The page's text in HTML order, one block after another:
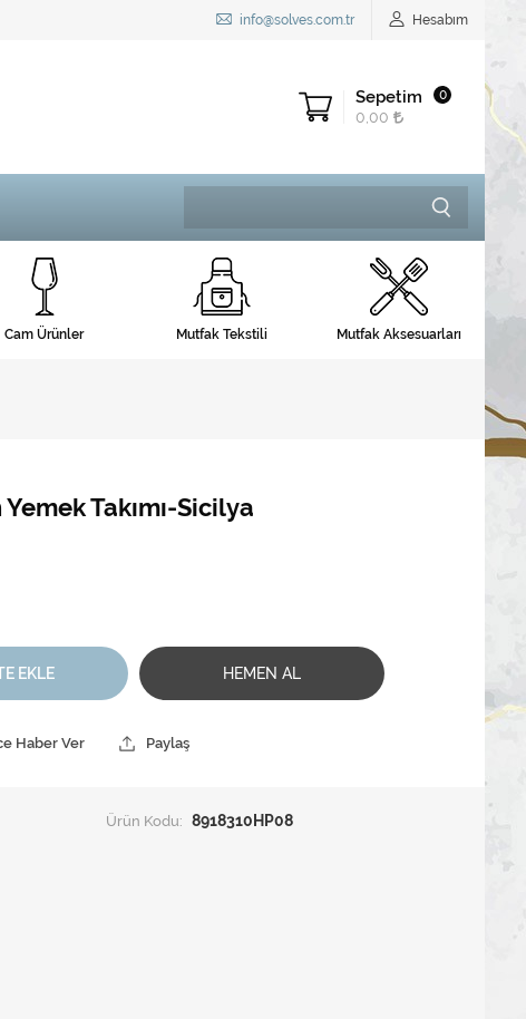
info@solves.com.tr Hesabım
Sepetim 0
0,00
Cam Ürünler Mutfak Tekstili Mutfak Aksesuarları
Takımı-Sicilya
EKLE HEMEN AL
Haber Ver Paylaş
Ürün Kodu: 8918310HP08